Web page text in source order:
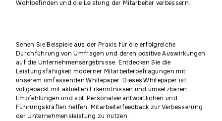
Wohlbefinden und die Leistung der Mitarbeiter verbessern.
Sehen Sie Beispiele aus der Praxis für die erfolgreiche
Durchführung von Umfragen und deren positive Auswirkungen
auf die Unternehmensergebnisse. Entdecken Sie die
Leistungsfähigkeit moderner Mitarbeiterbefragungen mit
unserem umfassenden Whitepaper. Dieses Whitepaper ist
vollgepackt mit aktuellen Erkenntnissen und umsetzbaren
Empfehlungen und soll Personalverantwortlichen und
Führungskräften helfen, Mitarbeiterfeedback zur Verbesserung
der Unternehmensleistung zu nutzen.